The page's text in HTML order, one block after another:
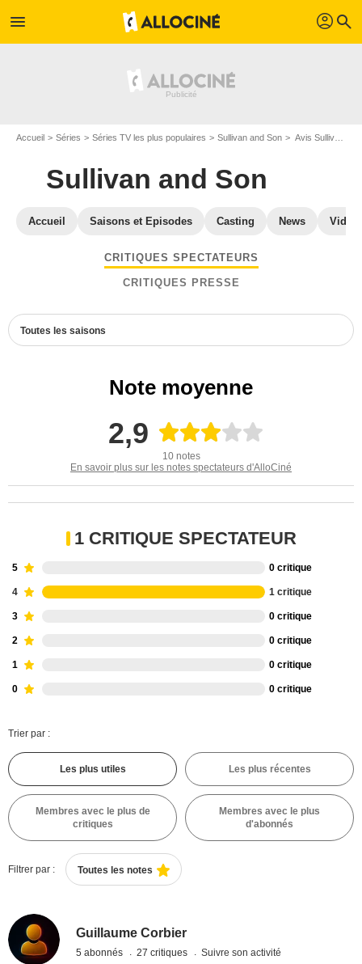
menu profil search
Accueil Séries Séries TV les plus populaires Sullivan and Son Avis Sullivan and Son
Sullivan and Son
Accueil Saisons et Episodes Casting News
CRITIQUES SPECTATEURS
CRITIQUES PRESSE
Toutes les saisons
Note moyenne
2,9
10 notes
En savoir plus sur les notes spectateurs d'AlloCiné
1 CRITIQUE SPECTATEUR
5 0 critique
4 1 critique
3 0 critique
2 0 critique
1 0 critique
0 0 critique
Trier par :
Les plus utiles Les plus récentes
Membres avec le plus de
critiques
Membres avec le plus
d'abonnés
Filtrer par : Toutes les notes
Guillaume Corbier
5 abonnés 27 critiques Suivre son activité